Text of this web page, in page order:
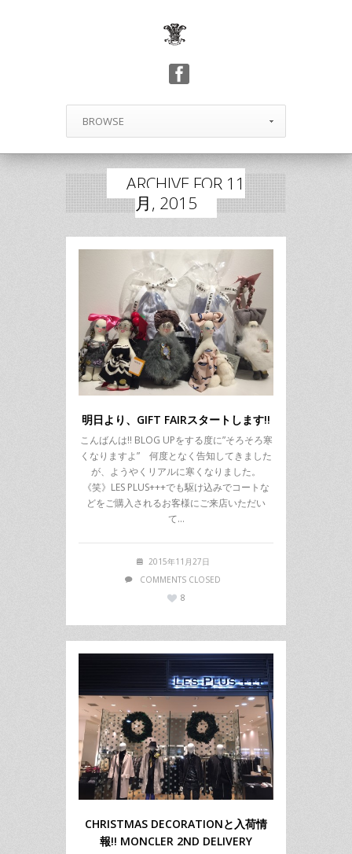
BROWSE
ARCHIVE FOR 11
月, 2015
明日より、GIFT FAIRスタートします!!
こんばんは!! BLOG UPをする度に”そろそろ寒
くなりますよ” 何度となく告知してきました
が、ようやくリアルに寒くなりました。
《笑》LES PLUS+++でも駆け込みでコートな
どをご購入されるお客様にご来店いただい
て…
2015年11月27日
COMMENTS CLOSED
8
CHRISTMAS DECORATIONと入荷情
報!! MONCLER 2ND DELIVERY